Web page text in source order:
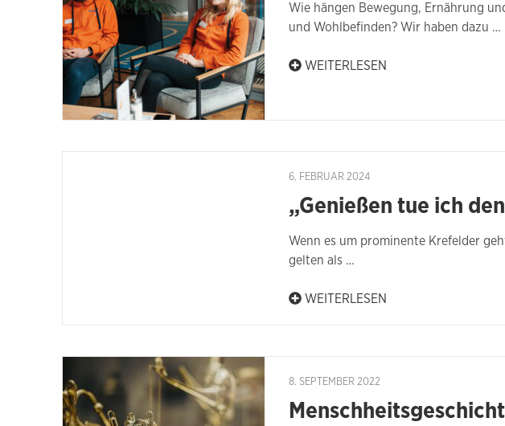
Wie hängen Bewegung, Ernährung
und Wohlbefinden? Wir haben dazu …
WEITERLESEN
6. FEBRUAR 2024
„Genießen tue ich
Wenn es um prominente Krefelder
gelten als …
WEITERLESEN
8. SEPTEMBER 2022